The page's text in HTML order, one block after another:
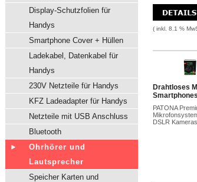
Display-Schutzfolien für
Handys
Smartphone Cover + Hüllen
Ladekabel, Datenkabel für
Handys
230V Netzteile für Handys
KFZ Ladeadapter für Handys
Netzteile mit USB Anschluss
Bluetooth
Ohrhörer und
Lautsprecher
Speicher Karten und
( inkl. 8.1 %
Drahtloses
PATONA
DSLR Kameras